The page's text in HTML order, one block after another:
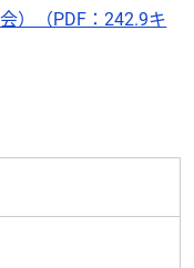
）（PDF：242.9キ